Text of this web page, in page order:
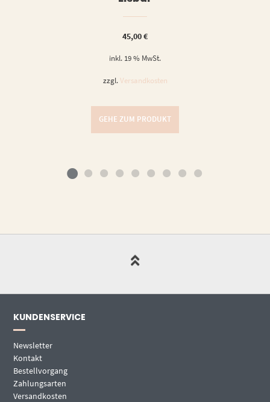
45,00€
inkl. 19 % MwSt.
zzgl. Versandkosten
GEHE ZUM PRODUKT
KUNDENSERVICE
Newsletter
Kontakt
Bestellvorgang
Zahlungsarten
Versandkosten